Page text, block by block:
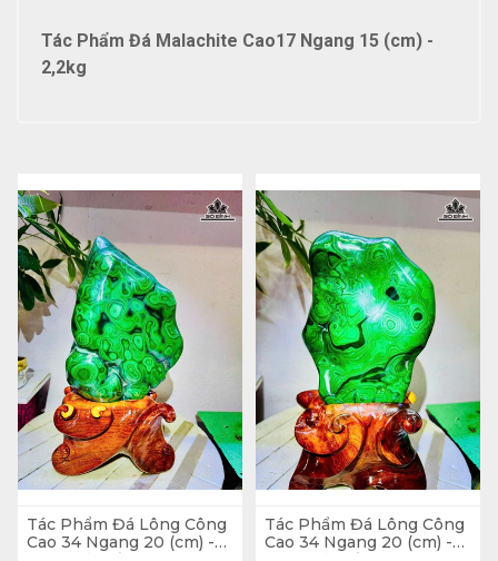
Tác Phẩm Đá Malachite Cao17 Ngang 15 (cm) -
2,2kg
Tác Phẩm Đá Lông Công
Cao 34 Ngang 20 (cm) -
Tác Phẩm Đá Lông Công
Cao 34 Ngang 20 (cm) -